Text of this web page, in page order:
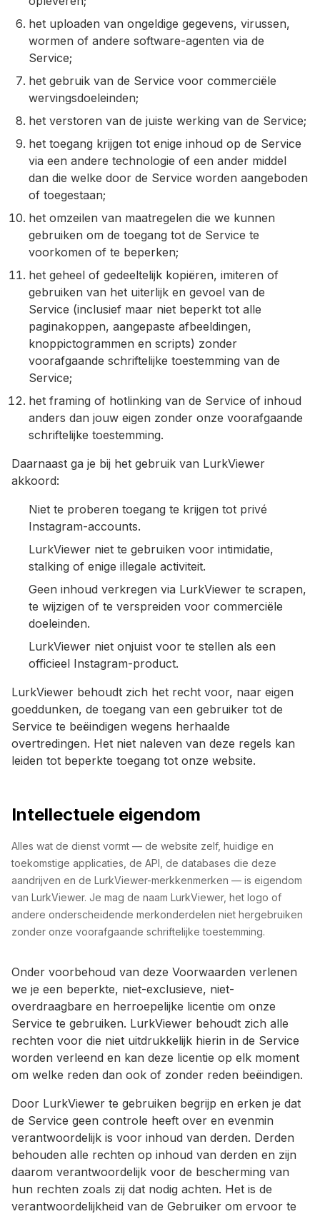
het uploaden van ongeldige gegevens, virussen,
wormen of andere software-agenten via de
Service;
het gebruik van de Service voor commerciële
wervingsdoeleinden;
het verstoren van de juiste werking van de Service;
het toegang krijgen tot enige inhoud op de Service
via een andere technologie of een ander middel
dan die welke door de Service worden aangeboden
of toegestaan;
het omzeilen van maatregelen die we kunnen
gebruiken om de toegang tot de Service te
voorkomen of te beperken;
het geheel of gedeeltelijk kopiëren, imiteren of
gebruiken van het uiterlijk en gevoel van de
Service (inclusief maar niet beperkt tot alle
paginakoppen, aangepaste afbeeldingen,
knoppictogrammen en scripts) zonder
voorafgaande schriftelijke toestemming van de
Service;
het framing of hotlinking van de Service of inhoud
anders dan jouw eigen zonder onze voorafgaande
schriftelijke toestemming.
Daarnaast ga je bij het gebruik van LurkViewer
akkoord:
Niet te proberen toegang te krijgen tot privé
Instagram-accounts.
LurkViewer niet te gebruiken voor intimidatie,
stalking of enige illegale activiteit.
Geen inhoud verkregen via LurkViewer te scrapen,
te wijzigen of te verspreiden voor commerciële
doeleinden.
LurkViewer niet onjuist voor te stellen als een
officieel Instagram-product.
LurkViewer behoudt zich het recht voor, naar eigen
goeddunken, de toegang van een gebruiker tot de
Service te beëindigen wegens herhaalde
overtredingen. Het niet naleven van deze regels kan
leiden tot beperkte toegang tot onze website.
Intellectuele eigendom
Alles wat de dienst vormt — de website zelf, huidige en
toekomstige applicaties, de API, de databases die deze
aandrijven en de LurkViewer-merkkenmerken — is eigendom
van LurkViewer. Je mag de naam LurkViewer, het logo of
andere onderscheidende merkonderdelen niet hergebruiken
zonder onze voorafgaande schriftelijke toestemming.
Onder voorbehoud van deze Voorwaarden verlenen
we je een beperkte, niet-exclusieve, niet-
overdraagbare en herroepelijke licentie om onze
Service te gebruiken. LurkViewer behoudt zich alle
rechten voor die niet uitdrukkelijk hierin in de Service
worden verleend en kan deze licentie op elk moment
om welke reden dan ook of zonder reden beëindigen.
Door LurkViewer te gebruiken begrijp en erken je dat
de Service geen controle heeft over en evenmin
verantwoordelijk is voor inhoud van derden. Derden
behouden alle rechten op inhoud van derden en zijn
daarom verantwoordelijk voor de bescherming van
hun rechten zoals zij dat nodig achten. Het is de
verantwoordelijkheid van de Gebruiker om ervoor te